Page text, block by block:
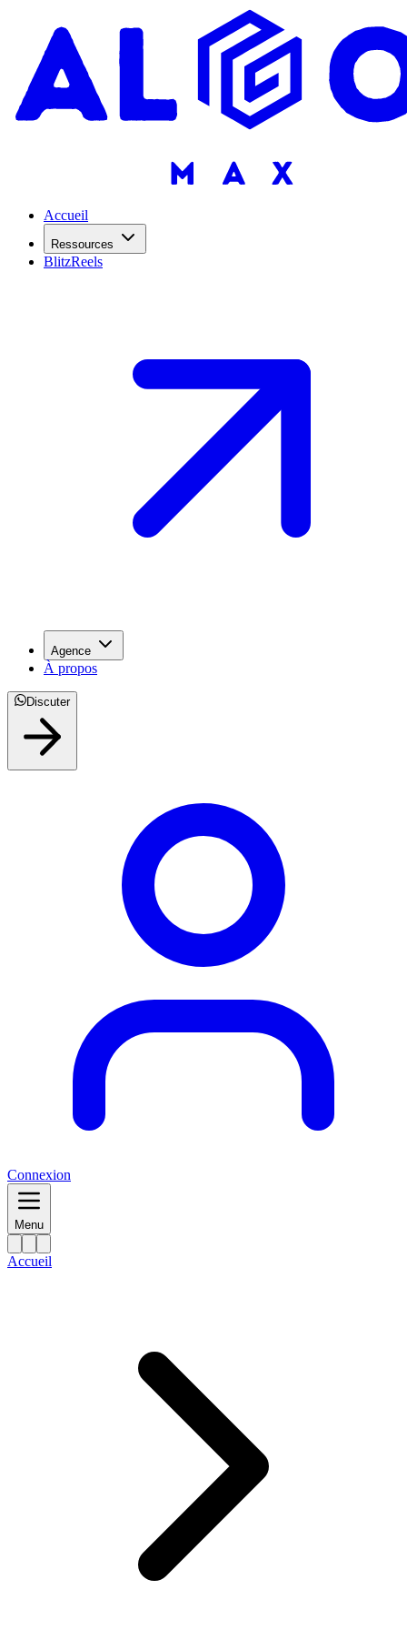
Accueil
Ressources
BlitzReels
Agence
À propos
Discuter
Connexion
Menu
Accueil